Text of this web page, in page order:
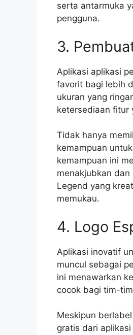
serta antarmuka
pengguna.
3.
Aplikasi aplikasi
favorit bagi lebih
ukuran yang
ketersediaan fitur
Tidak hanya
kemampuan
kemampuan ini
menakjubkan
Legend yang
memukau.
4. Logo
Aplikasi inovatif
muncul sebagai
ini menawarkan
cocok bagi tim-
Meskipun
gratis dari